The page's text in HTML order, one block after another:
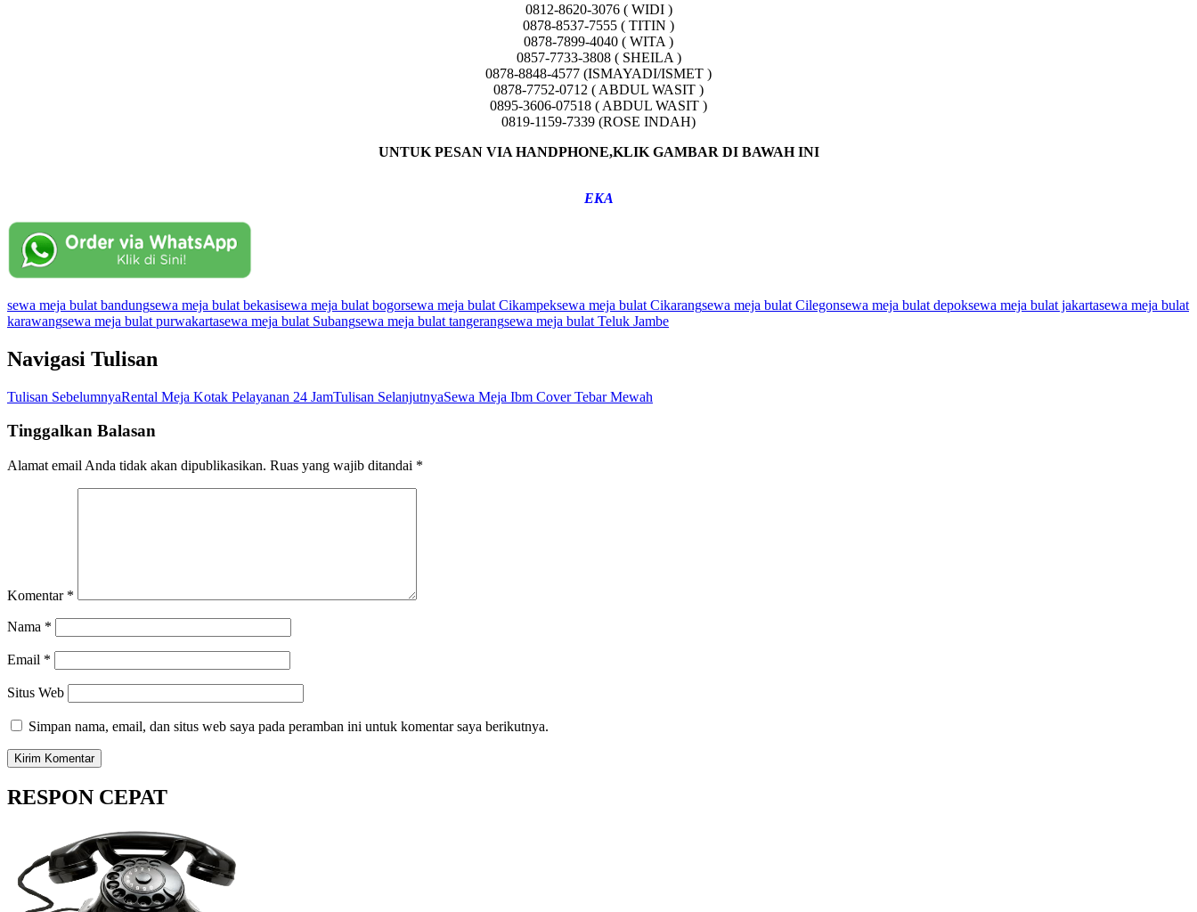
0812-8620-3076 ( WIDI )
0878-8537-7555 ( TITIN )
0878-7899-4040 ( WITA )
0857-7733-3808 ( SHEILA )
0878-8848-4577 (ISMAYADI/ISMET )
0878-7752-0712 ( ABDUL WASIT )
0895-3606-07518 ( ABDUL WASIT )
0819-1159-7339 (ROSE INDAH)
UNTUK PESAN VIA HANDPHONE,KLIK GAMBAR DI BAWAH INI
EKA
sewa meja bulat bandungsewa meja bulat bekasisewa meja bulat bogorsewa meja bulat Cikampeksewa meja bulat Cikarangsewa meja bulat Cilegonsewa meja bulat depoksewa meja bulat jakartasewa meja bulat
karawangsewa meja bulat purwakartasewa meja bulat Subangsewa meja bulat tangerangsewa meja bulat Teluk Jambe
Navigasi Tulisan
Tulisan SebelumnyaRental Meja Kotak Pelayanan 24 JamTulisan SelanjutnyaSewa Meja Ibm Cover Tebar Mewah
Tinggalkan Balasan
Alamat email Anda tidak akan dipublikasikan. Ruas yang wajib ditandai *
Komentar *
Nama *
Email *
Situs Web
Simpan nama, email, dan situs web saya pada peramban ini untuk komentar saya berikutnya.
RESPON CEPAT